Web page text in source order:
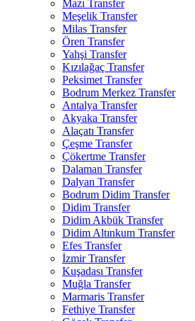
Mazı Transfer
Meşelik Transfer
Milas Transfer
Ören Transfer
Yahşi Transfer
Kızılağaç Transfer
Peksimet Transfer
Bodrum Merkez Transfer
Antalya Transfer
Akyaka Transfer
Alaçatı Transfer
Çeşme Transfer
Çökertme Transfer
Dalaman Transfer
Dalyan Transfer
Bodrum Didim Transfer
Didim Transfer
Didim Akbük Transfer
Didim Altınkum Transfer
Efes Transfer
İzmir Transfer
Kuşadası Transfer
Muğla Transfer
Marmaris Transfer
Fethiye Transfer